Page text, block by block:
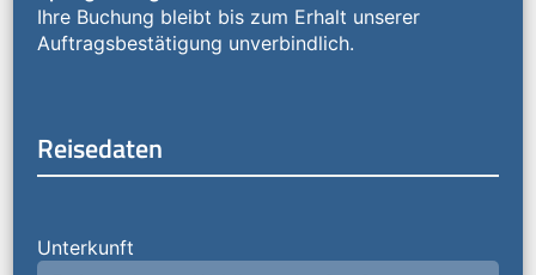
Ihre Buchung bleibt bis zum Erhalt unserer
Auftragsbestätigung unverbindlich.
Reisedaten
Unterkunft